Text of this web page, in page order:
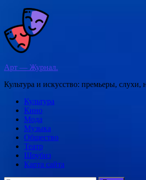
Перейти
содержимому
Арт — Журнал.
Культура и искусство: премьеры, слухи,
Культура
Кино
Мода
Музыка
Общество
Театр
Шоубиз
Карта сайта